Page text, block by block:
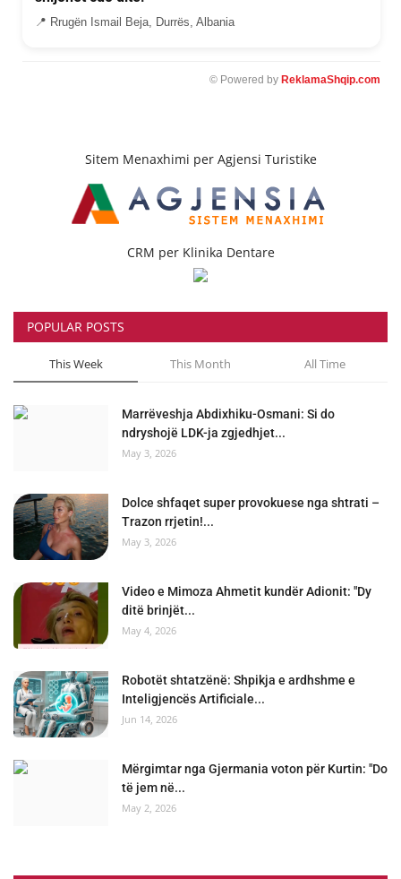
📍 Rrugën Ismail Beja, Durrës, Albania
© Powered by ReklamaShqip.com
Sitem Menaxhimi per Agjensi Turistike
CRM per Klinika Dentare
POPULAR POSTS
This Week This Month All Time
Marrëveshja Abdixhiku-Osmani: Si do
ndryshojë LDK-ja zgjedhjet...
May 3, 2026
Dolce shfaqet super provokuese nga shtrati –
Trazon rrjetin!...
May 3, 2026
Video e Mimoza Ahmetit kundër Adionit: "Dy
ditë brinjët...
May 4, 2026
Robotët shtatzënë: Shpikja e ardhshme e
Inteligjencës Artificiale...
Jun 14, 2026
Mërgimtar nga Gjermania voton për Kurtin: "Do
të jem në...
May 2, 2026